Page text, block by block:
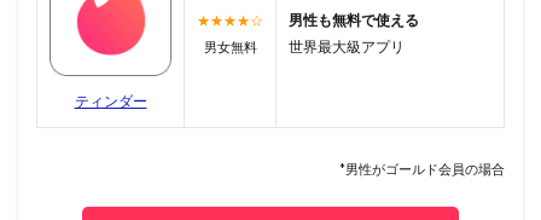
ティンダー
★★★★☆
男女無料
男性も無料で使える
世界最大級アプリ
*男性がゴールド会員の場合